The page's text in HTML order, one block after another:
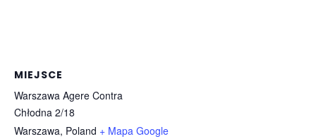
MIEJSCE
Warszawa Agere Contra
Chłodna 2/18
Warszawa, Poland + Mapa Google